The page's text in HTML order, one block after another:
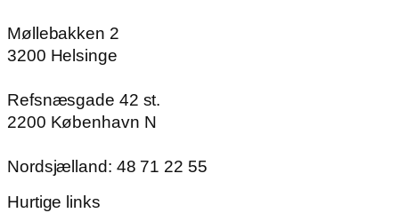
Møllebakken 2
​3200 Hel​singe
Refsnæsgade 42 st.
​2200 København N
Nordsjælland: 48 71 22 55
Hurtige links